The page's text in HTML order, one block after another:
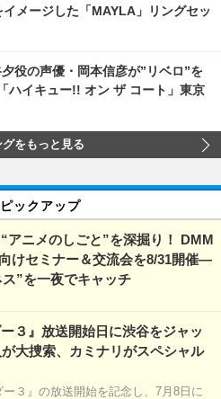
メージした「MAYLA」リングセッ
役の声優・岡本信彦が”リベロ”を
ハイキュー!! オン ザ コート」東京
グをもっと見る
ックアップ
アニメのしごと”を深掘り！ DMM
けセミナー＆交流会を8/31開催―
”を一夜でキャッチ
３』放送開始日に渋谷をジャッ
大捜索、カミナリがスペシャル
３』の放送開始を記念し、7月8日に